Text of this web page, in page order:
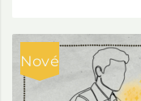
Nové